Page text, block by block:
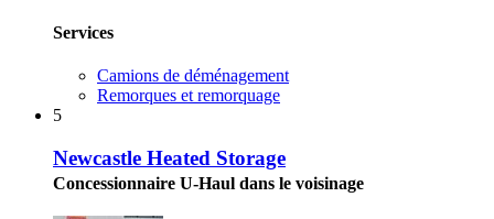
Services
Camions de déménagement
Remorques et remorquage
5
Newcastle Heated Storage
Concessionnaire U-Haul dans le voisinage